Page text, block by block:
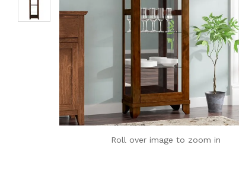
Roll over image to zoom in